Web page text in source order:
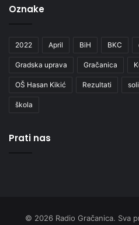
Oznake
2022 April BiH BKC
Gradska uprava Gračanica
OŠ Hasan Kikić Rezultati
škola
Prati nas
© 2026 Radio Gračanica. Sva